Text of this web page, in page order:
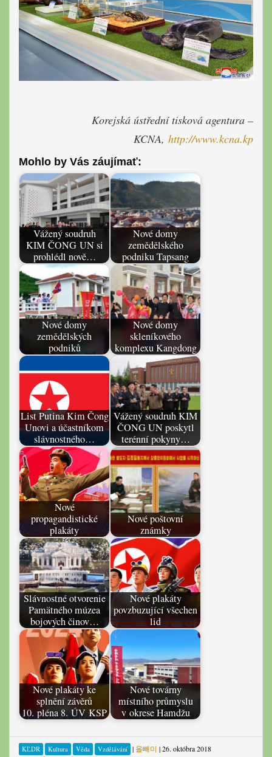
Korejská ústřední tisková agentura –
KCNA, http://www.kcna.kp
Mohlo by Vás záujímať:
Vážený soudruh
KIM ČONG UN si
prohlédl nově…
Nové domy
zemědělského
podniku Tapsang
Nové domy
zemědělských
podniků
Nové domy
skleníkového
komplexu Kangdong
List Putina Kim Čong
Unovi a účastníkom
slávnostného…
Vážený soudruh KIM
ČONG UN poskytl
terénní pokyny…
Nové
propagandistické
plakáty
Nové poštovní
známky
Slávnostné otvorenie
Pamätného múzea
bojových činov…
Nové plakáty
povzbuzující všechen
lid
Nové plakáty ke
splnění závěrů
10. pléna 8. ÚV KSP
Nové továrny
místního průmyslu
v okrese Hamdžu
KĽDR Kultura Věda Vzdělávání | 올빼미 |26. októbra 2018